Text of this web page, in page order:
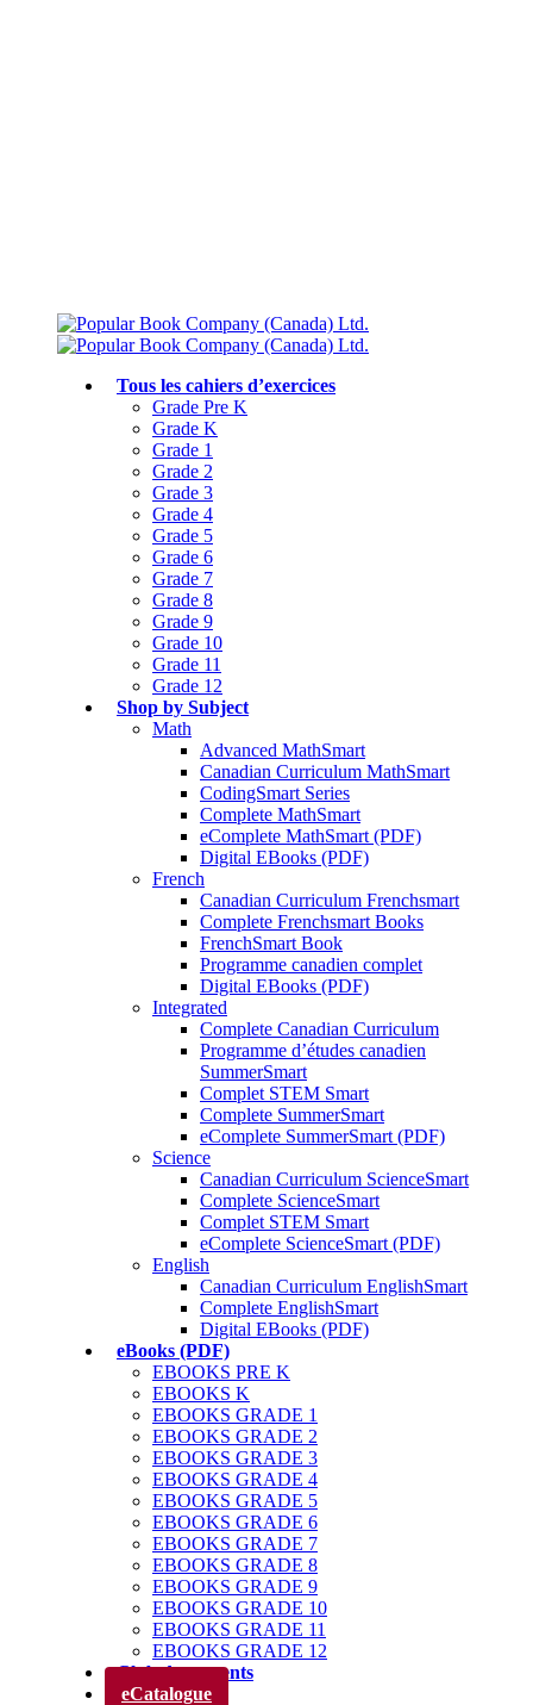
Tous les cahiers d’exercices
Grade Pre K
Grade K
Grade 1
Grade 2
Grade 3
Grade 4
Grade 5
Grade 6
Grade 7
Grade 8
Grade 9
Grade 10
Grade 11
Grade 12
Shop by Subject
Math
Advanced MathSmart
Canadian Curriculum MathSmart
CodingSmart Series
Complete MathSmart
eComplete MathSmart (PDF)
Digital EBooks (PDF)
French
Canadian Curriculum Frenchsmart
Complete Frenchsmart Books
FrenchSmart Book
Programme canadien complet
Digital EBooks (PDF)
Integrated
Complete Canadian Curriculum
Programme d’études canadien
SummerSmart
Complet STEM Smart
Complete SummerSmart
eComplete SummerSmart (PDF)
Science
Canadian Curriculum ScienceSmart
Complete ScienceSmart
Complet STEM Smart
eComplete ScienceSmart (PDF)
English
Canadian Curriculum EnglishSmart
Complete EnglishSmart
Digital EBooks (PDF)
eBooks (PDF)
EBOOKS PRE K
EBOOKS K
EBOOKS GRADE 1
EBOOKS GRADE 2
EBOOKS GRADE 3
EBOOKS GRADE 4
EBOOKS GRADE 5
EBOOKS GRADE 6
EBOOKS GRADE 7
EBOOKS GRADE 8
EBOOKS GRADE 9
EBOOKS GRADE 10
EBOOKS GRADE 11
EBOOKS GRADE 12
Club des parents
eCatalogue